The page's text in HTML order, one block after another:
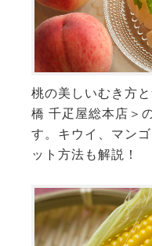
桃の美しいむき方
橋 千疋屋総本店＞
す。キウイ、マン
ット方法も解説！